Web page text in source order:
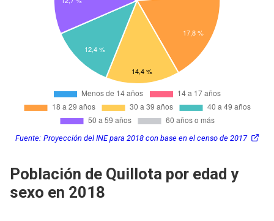
Fuente: Proyección del INE para 2018 con base en el censo de 2017
Población de Quillota por edad y
sexo en 2018